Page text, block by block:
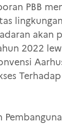
PBB
akan
2022